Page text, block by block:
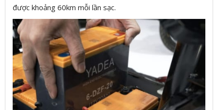
được khoảng 60km mỗi lần sạc.